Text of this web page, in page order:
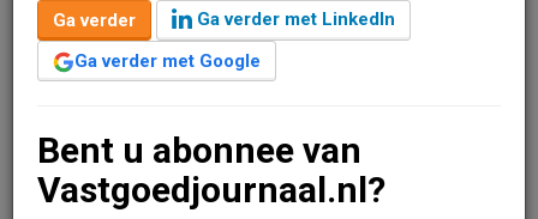
één jaar geleden aangepast
1 minuut leestijd
D66 wil de woningnood oplossen door tien nieuwe
partijcongres van D66 zaterdag in Breda.
Ga verder
Ga verder met LinkedIn
Ga verder met Google
Bent u abonnee van
Vastgoedjournaal.nl?